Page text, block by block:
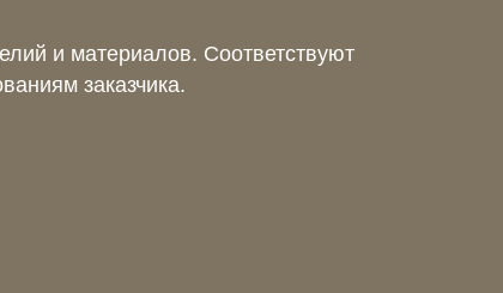
и материалов. Соответствуют
заказчика.